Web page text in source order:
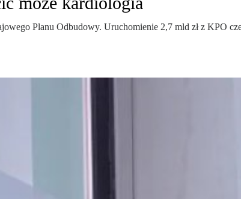
Planu Odbudowy. Uruchomienie 2,7 mld zł z KPO